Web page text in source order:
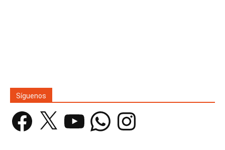
Síguenos
Facebook WhatsAppInstagram